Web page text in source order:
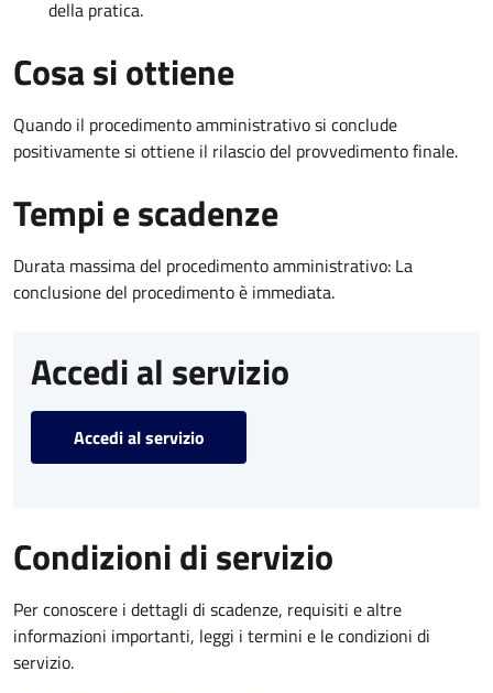
della pratica.
Cosa si ottiene
Quando il procedimento amministrativo si conclude
positivamente si ottiene il rilascio del provvedimento finale.
Tempi e scadenze
Durata massima del procedimento amministrativo: La
conclusione del procedimento è immediata.
Accedi al servizio
Accedi al servizio
Condizioni di servizio
Per conoscere i dettagli di scadenze, requisiti e altre
informazioni importanti, leggi i termini e le condizioni di
servizio.